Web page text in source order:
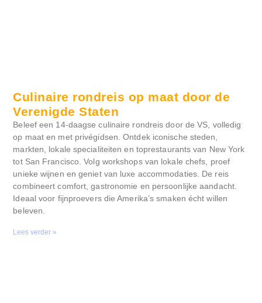
Culinaire rondreis op maat door de
Verenigde Staten
Beleef een 14-daagse culinaire rondreis door de VS, volledig
op maat en met privégidsen. Ontdek iconische steden,
markten, lokale specialiteiten en toprestaurants van New York
tot San Francisco. Volg workshops van lokale chefs, proef
unieke wijnen en geniet van luxe accommodaties. De reis
combineert comfort, gastronomie en persoonlijke aandacht.
Ideaal voor fijnproevers die Amerika’s smaken écht willen
beleven.
Lees verder »